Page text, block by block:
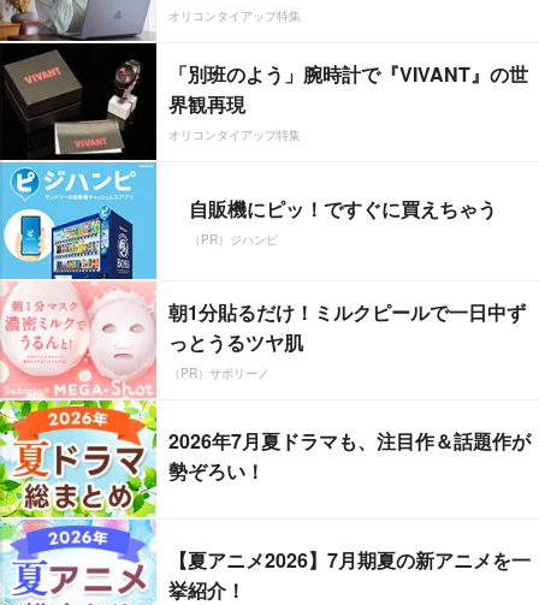
オリコンタイアップ特集
「別班のよう」腕時計で『VIVANT』の世
界観再現
オリコンタイアップ特集
自販機にピッ！ですぐに買えちゃう
（PR）ジハンピ
朝1分貼るだけ！ミルクピールで一日中ず
っとうるツヤ肌
（PR）サボリーノ
2026年7月夏ドラマも、注目作＆話題作が
勢ぞろい！
【夏アニメ2026】7月期夏の新アニメを一
挙紹介！